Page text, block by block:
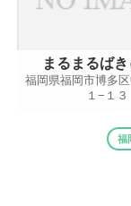
まるまるば
福岡県福岡市博多
１−１３
福